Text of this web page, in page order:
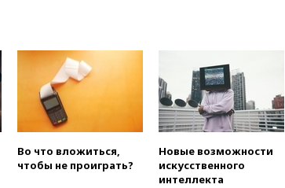
вчера, 19:25Путин
прокомментировал первый
номер «Единой России» в
вчера, 19:15Путин обсудил с
Памфиловой подготовку к
Во что вложиться,
чтобы не проиграть?
Новые возможности
искусственного
интеллекта